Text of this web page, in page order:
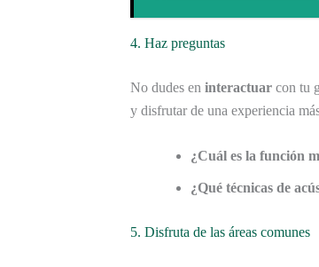
4. Haz preguntas
No dudes en interactuar con tu
y disfrutar de una experiencia
¿Cuál es la función
¿Qué técnicas de
5. Disfruta de las áreas comunes